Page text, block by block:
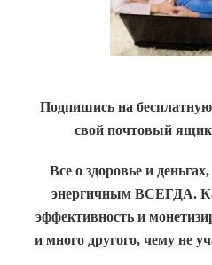
Подпишись на
свой почтовый
Все о здоровье и
энергичным ВСЕГДА.
эффективность и
и много другого, чему не